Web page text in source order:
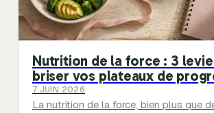
Nutrition de la force : 3
briser vos plateaux de
7 JUIN 2026
La nutrition de la force, bien plus que